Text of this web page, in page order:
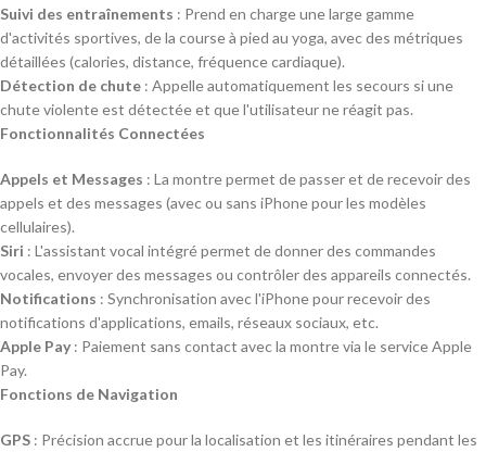
Suivi des entraînements : Prend en charge une large gamme
d'activités sportives, de la course à pied au yoga, avec des métriques
détaillées (calories, distance, fréquence cardiaque).
Détection de chute : Appelle automatiquement les secours si une
chute violente est détectée et que l'utilisateur ne réagit pas.
Fonctionnalités Connectées
Appels et Messages : La montre permet de passer et de recevoir des
appels et des messages (avec ou sans iPhone pour les modèles
cellulaires).
Siri : L'assistant vocal intégré permet de donner des commandes
vocales, envoyer des messages ou contrôler des appareils connectés.
Notifications : Synchronisation avec l'iPhone pour recevoir des
notifications d'applications, emails, réseaux sociaux, etc.
Apple Pay : Paiement sans contact avec la montre via le service Apple
Pay.
Fonctions de Navigation
GPS : Précision accrue pour la localisation et les itinéraires pendant les